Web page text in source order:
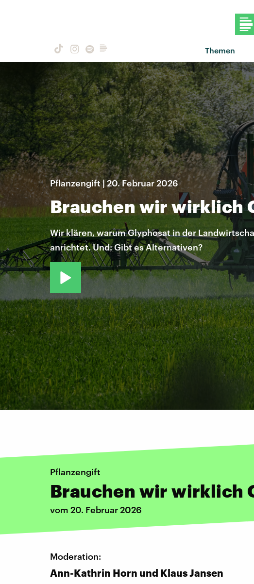
Themen
Pflanzengift | 20. Februar 2026
Brauchen wir wirklich
Wir klären, warum Glyphosat in der
anrichtet. Und: Gibt es Alternativen?
Pflanzengift
Brauchen wir wirklich
vom 20. Februar 2026
Moderation:
Ann-Kathrin Horn und Klaus Jansen